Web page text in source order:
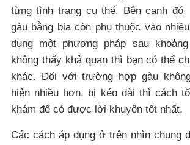
từng tình trạng cụ thể. Bên cạnh
gàu bằng bia còn phụ thuộc vào
dụng một phương pháp sau
không thấy khả quan thì bạn có thể
khác. Đối với trường hợp gàu
hiện nhiều hơn, bị kéo dài thì cách
khám để có được lời khuyên tốt nhất.
Các cách áp dụng ở trên nhìn chung